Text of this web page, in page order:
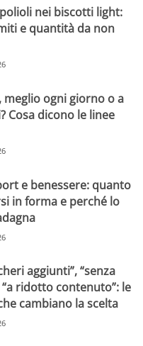
nei biscotti light:
e quantità da non
meglio ogni giorno o a
Cosa dicono le linee
e benessere: quanto
in forma e perché lo
aggiunti”, “senza
ridotto contenuto”: le
cambiano la scelta